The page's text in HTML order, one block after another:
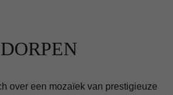
over een mozaïek van prestigieuze